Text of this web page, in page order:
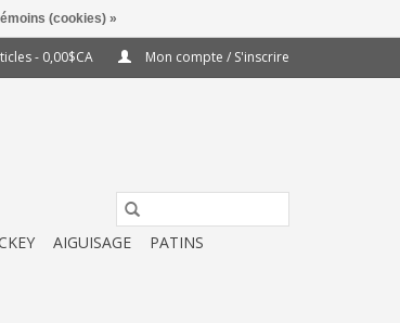
- 0,00$CA Mon compte / S'inscrire
AIGUISAGE
PATINS
(cookies) »